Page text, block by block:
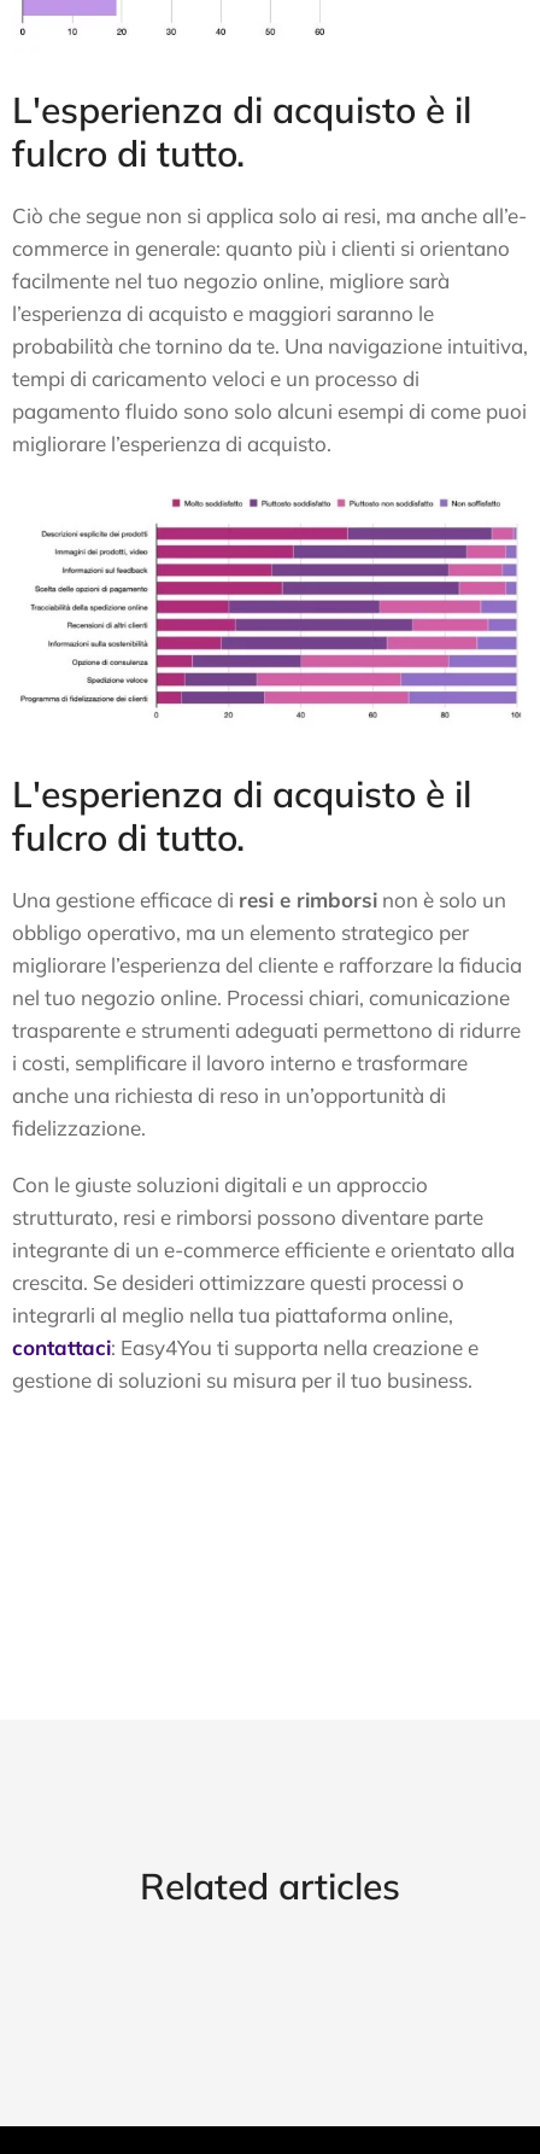
L'esperienza di acquisto è il
fulcro di tutto.
Ciò che segue non si applica solo ai resi, ma anche all’e-
commerce in generale: quanto più i clienti si orientano
facilmente nel tuo negozio online, migliore sarà
l’esperienza di acquisto e maggiori saranno le
probabilità che tornino da te. Una navigazione intuitiva,
tempi di caricamento veloci e un processo di
pagamento fluido sono solo alcuni esempi di come puoi
migliorare l’esperienza di acquisto.
L'esperienza di acquisto è il
fulcro di tutto.
Una gestione efficace di resi e rimborsi non è solo un
obbligo operativo, ma un elemento strategico per
migliorare l’esperienza del cliente e rafforzare la fiducia
nel tuo negozio online. Processi chiari, comunicazione
trasparente e strumenti adeguati permettono di ridurre
i costi, semplificare il lavoro interno e trasformare
anche una richiesta di reso in un’opportunità di
fidelizzazione.
Con le giuste soluzioni digitali e un approccio
strutturato, resi e rimborsi possono diventare parte
integrante di un e-commerce efficiente e orientato alla
crescita. Se desideri ottimizzare questi processi o
integrarli al meglio nella tua piattaforma online,
contattaci: Easy4You ti supporta nella creazione e
gestione di soluzioni su misura per il tuo business.
Related articles